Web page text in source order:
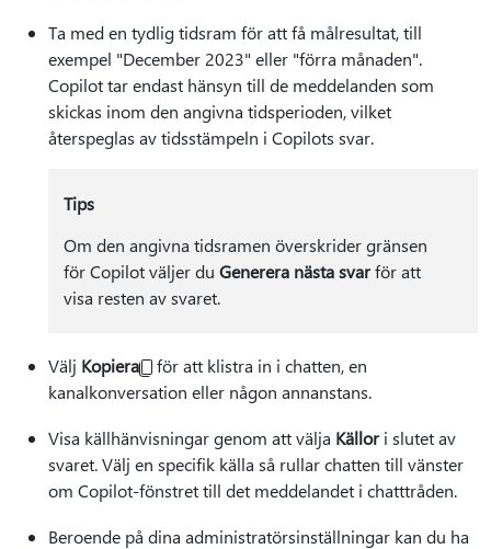
Ta med en tydlig tidsram för att få målresultat, till
exempel "December 2023" eller "förra månaden".
Copilot tar endast hänsyn till de meddelanden som
skickas inom den angivna tidsperioden, vilket
återspeglas av tidsstämpeln i Copilots svar.
Tips
Om den angivna tidsramen överskrider gränsen
för Copilot väljer du Generera nästa svarför att
visa resten av svaret.
Välj Kopiera
för att klistra in i chatten, en
kanalkonversation eller någon annanstans.
Visa källhänvisningar genom att välja Källori slutet av
svaret. Välj en specifik källa så rullar chatten till vänster
om Copilot-fönstret till det meddelandet i chatttråden.
Beroende på dina administratörsinställningar kan du ha